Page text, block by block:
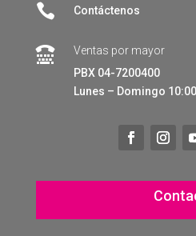
 Contáctenos

Ventas por mayor
PBX 04-7200400
Lunes – Domingo